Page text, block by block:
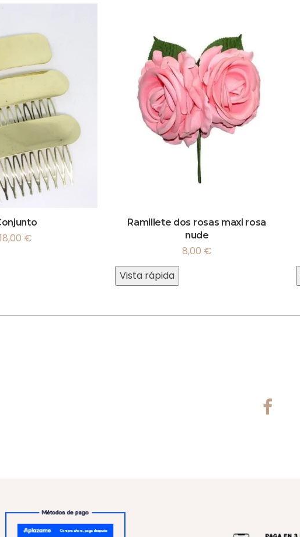
18,00 €
Ramillete dos rosas maxi rosa
nude
8,00 €
Vista rápida